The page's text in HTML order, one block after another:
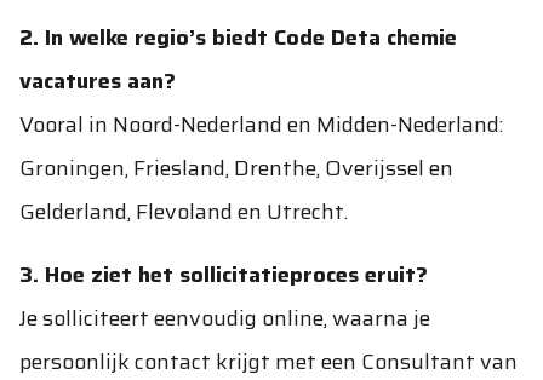
2. In welke regio’s biedt Code Deta chemie
vacatures aan?
Vooral in Noord-Nederland en Midden-Nederland:
Groningen, Friesland, Drenthe, Overijssel en
Gelderland, Flevoland en Utrecht.
3. Hoe ziet het sollicitatieproces eruit?
Je solliciteert eenvoudig online, waarna je
persoonlijk contact krijgt met een Consultant van